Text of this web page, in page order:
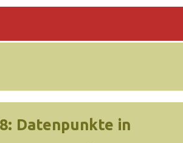
Datenpunkte in